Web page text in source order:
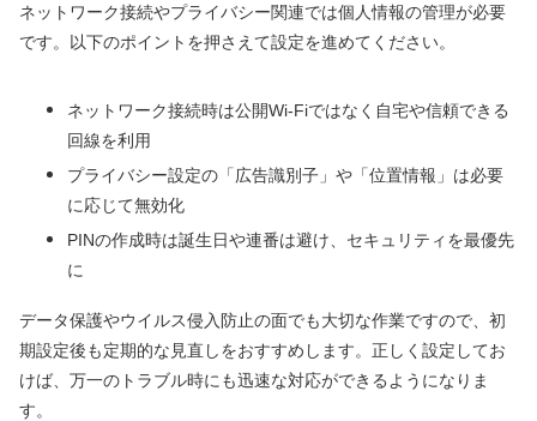
ネットワーク接続やプライバシー関連では個人情報の管理が必要
です。以下のポイントを押さえて設定を進めてください。
ネットワーク接続時は公開Wi-Fiではなく自宅や信頼できる
回線を利用
プライバシー設定の「広告識別子」や「位置情報」は必要
に応じて無効化
PINの作成時は誕生日や連番は避け、セキュリティを最優先
に
データ保護やウイルス侵入防止の面でも大切な作業ですので、初
期設定後も定期的な見直しをおすすめします。正しく設定してお
けば、万一のトラブル時にも迅速な対応ができるようになりま
す。